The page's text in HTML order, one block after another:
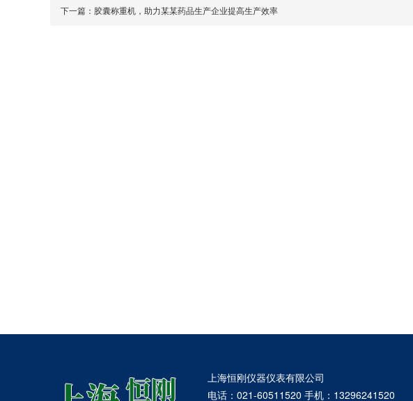
下一篇： 胶囊称重机，助力某某药品生产企业提高生产效率
上海恒刚仪器仪表有限公司
电话：021-60511520 手机：13296241520